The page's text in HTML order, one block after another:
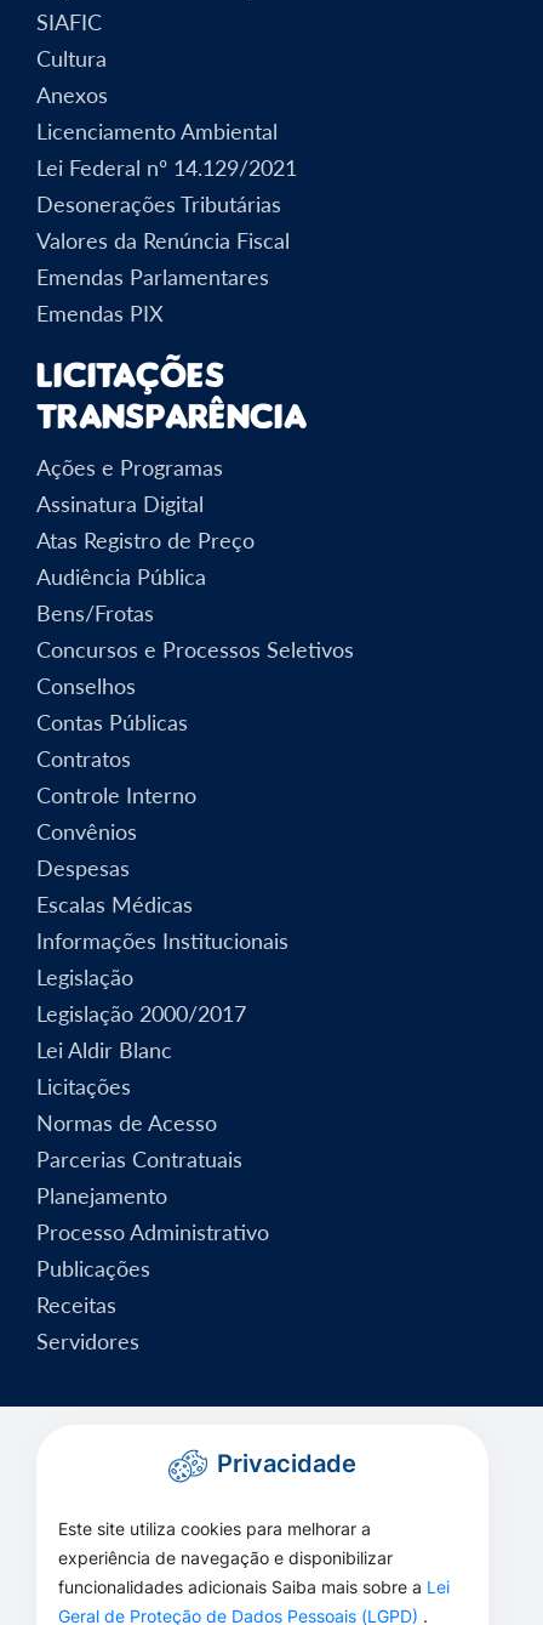
SIAFIC
Cultura
Anexos
Licenciamento Ambiental
Lei Federal nº 14.129/2021
Desonerações Tributárias
Valores da Renúncia Fiscal
Emendas Parlamentares
Emendas PIX
Licitações
Transparência
Ações e Programas
Assinatura Digital
Atas Registro de Preço
Audiência Pública
Bens/Frotas
Concursos e Processos Seletivos
Conselhos
Contas Públicas
Contratos
Controle Interno
Convênios
Despesas
Escalas Médicas
Informações Institucionais
Legislação
Legislação 2000/2017
Lei Aldir Blanc
Licitações
Normas de Acesso
Parcerias Contratuais
Planejamento
Processo Administrativo
Publicações
Receitas
Servidores
Privacidade
Este site utiliza cookies para melhorar a
experiência de navegação e disponibilizar
funcionalidades adicionais Saiba mais sobre a Lei
Geral de Proteção de Dados Pessoais (LGPD) .